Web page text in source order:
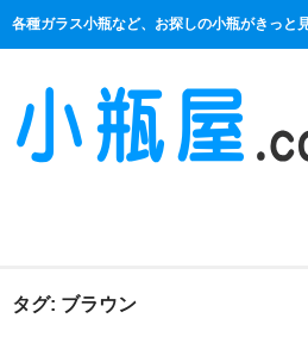
各種ガラス小瓶など、お探しの小瓶がきっと
商品一覧
タグ: ブラウン